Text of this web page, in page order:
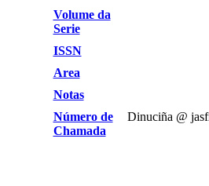
Volume da
Serie
ISSN
Area
Notas
Número de
Chamada
Dinuciña @